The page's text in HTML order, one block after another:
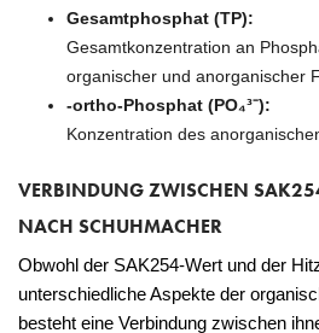
Gesamtphosphat (TP):
Gesamtkonzentration an
organischer und anorganischer
-ortho-Phosphat (PO₄³⁻):
Konzentration des
VERBINDUNG ZWISCHEN
NACH SCHUHMACHER
Obwohl der SAK254-Wert und der
unterschiedliche Aspekte der
besteht eine Verbindung zwischen